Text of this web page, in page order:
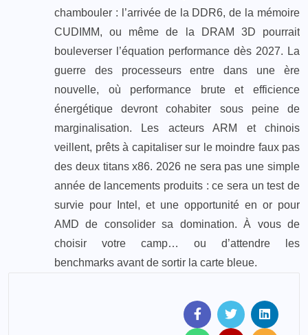
chambouler : l’arrivée de la DDR6, de la mémoire
CUDIMM, ou même de la DRAM 3D pourrait
bouleverser l’équation performance dès 2027. La
guerre des processeurs entre dans une ère
nouvelle, où performance brute et efficience
énergétique devront cohabiter sous peine de
marginalisation. Les acteurs ARM et chinois
veillent, prêts à capitaliser sur le moindre faux pas
des deux titans x86. 2026 ne sera pas une simple
année de lancements produits : ce sera un test de
survie pour Intel, et une opportunité en or pour
AMD de consolider sa domination. À vous de
choisir votre camp… ou d’attendre les
benchmarks avant de sortir la carte bleue.